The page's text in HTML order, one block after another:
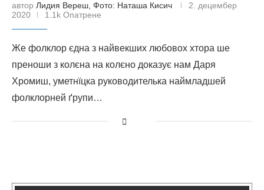
автор Лидия Вереш, Фото: Наташа Кисич
2. децембер
2020
1.1k Опатрене
Же фолклор єдна з найвекших любовох хтора ше
преноши з колєна на колєно доказує нам Даря
Хромиш, уметнїцка руководителька наймладшей
фолклорней ґрупи…